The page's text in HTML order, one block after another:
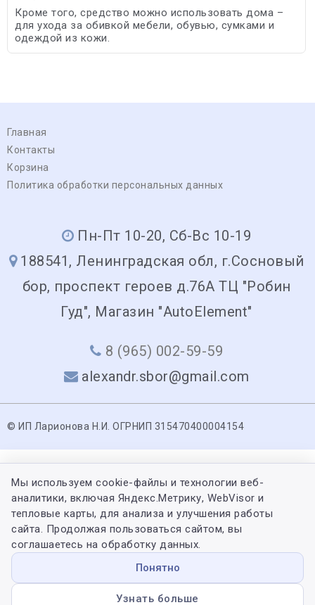
Кроме того, средство можно использовать дома –
для ухода за обивкой мебели, обувью, сумками и
одеждой из кожи.
Главная
Контакты
Корзина
Политика обработки персональных данных
Пн-Пт 10-20, Сб-Вс 10-19
188541, Ленинградская обл, г.Сосновый
бор, проспект героев д.76А ТЦ "Робин
Гуд", Магазин "AutoElement"
8 (965) 002-59-59
alexandr.sbor@gmail.com
© ИП Ларионова Н.И. ОГРНИП 315470400004154
Мы используем cookie-файлы и технологии веб-
аналитики, включая Яндекс.Метрику, WebVisor и
тепловые карты, для анализа и улучшения работы
сайта. Продолжая пользоваться сайтом, вы
соглашаетесь на обработку данных.
Понятно
Узнать больше